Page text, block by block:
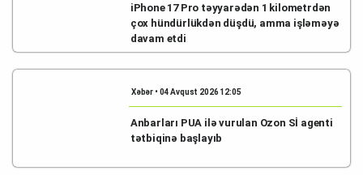
iPhone 17 Pro təyyarədən 1 kilometrdən
çox hündürlükdən düşdü, amma işləməyə
davam etdi
Xəbər • 04 Avqust 2026 12:05
Anbarları PUA ilə vurulan Ozon Sİ agenti
tətbiqinə başlayıb